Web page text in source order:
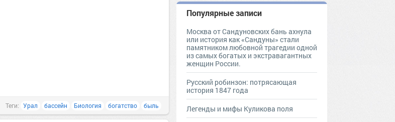
Теги: Урал бассейн Биология богатство быль
Популярные записи
Москва от Сандуновских бань ахнула
или история как «Сандуны» стали
памятником любовной трагедии одной
из самых богатых и экстравагантных
женщин России.
Русский робинзон: потрясающая
история 1847 года
Легенды и мифы Куликова поля